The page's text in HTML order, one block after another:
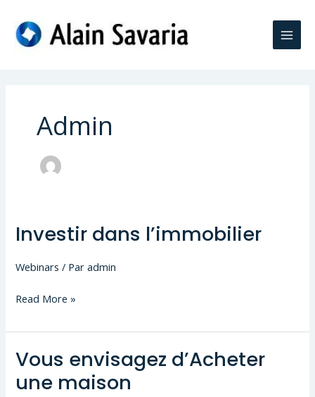
contenu
Admin
Investir dans l’immobilier
Webinars / Paradmin
Investir
l’immobilier
Read More »
Vous envisagez d’Acheter
une maison